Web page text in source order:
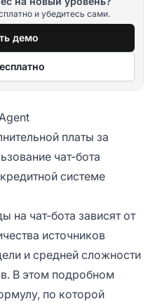
и убедитесь сами.
демо
платы за
чат-бота
кредитной системе
чат-бота зависят от
источников
и средней сложности
В этом подробном
по которой